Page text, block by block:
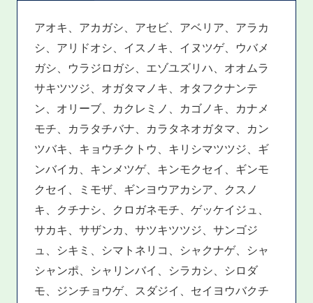
アオキ、アカガシ、アセビ、アベリア、アラカ
シ、アリドオシ、イスノキ、イヌツゲ、ウバメ
ガシ、ウラジロガシ、エゾユズリハ、オオムラ
サキツツジ、オガタマノキ、オタフクナンテ
ン、オリーブ、カクレミノ、カゴノキ、カナメ
モチ、カラタチバナ、カラタネオガタマ、カン
ツバキ、キョウチクトウ、キリシマツツジ、ギ
ンバイカ、キンメツゲ、キンモクセイ、ギンモ
クセイ、ミモザ、ギンヨウアカシア、クスノ
キ、クチナシ、クロガネモチ、ゲッケイジュ、
サカキ、サザンカ、サツキツツジ、サンゴジ
ュ、シキミ、シマトネリコ、シャクナゲ、シャ
シャンポ、シャリンバイ、シラカシ、シロダ
モ、ジンチョウゲ、スダジイ、セイヨウバクチ